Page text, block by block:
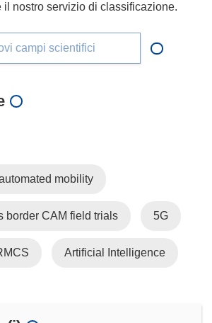
il nostro servizio di classificazione.
campi scientifici
mobility
border CAM field trials 5G
Artificial Intelligence